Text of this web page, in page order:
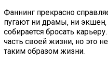
Фаннинг прекрасно
пугают ни драмы, ни экшен,
собирается бросать
часть своей жизни, но это
таким образом жизни.